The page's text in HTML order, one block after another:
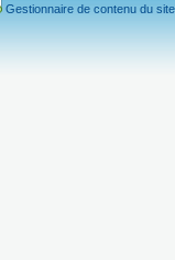
Gestionnaire de contenu du site